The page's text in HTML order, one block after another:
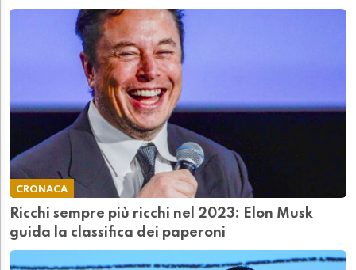
CRONACA
Ricchi sempre più ricchi nel 2023: Elon Musk
guida la classifica dei paperoni